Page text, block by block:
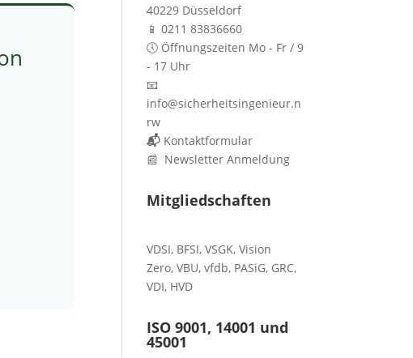
40229 Düsseldorf
📱 0211 83836660
🕔 Öffnungszeiten Mo - Fr / 9
- 17 Uhr
📧
info@sicherheitsingenieur.n
rw
📬 Kontaktformular
📰 Newsletter Anmeldung
Mitgliedschaften
VDSI, BFSI,VSGK,Vision
Zero,VBU,vfdb, PASiG, GRC,
VDI, HVD
ISO 9001, 14001 und
45001